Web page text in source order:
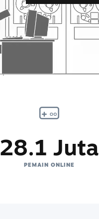
28.1 Juta
PEMAIN ONLINE